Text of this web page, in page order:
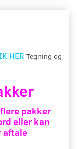
HER Tegning og
pakker
eller kan
aftale